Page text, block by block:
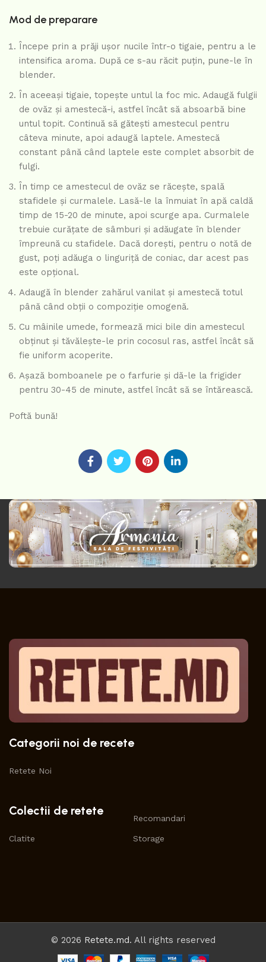
Mod de preparare
Începe prin a prăji ușor nucile într-o tigaie, pentru a le
intensifica aroma. După ce s-au răcit puțin, pune-le în
blender.
În aceeași tigaie, topește untul la foc mic. Adaugă fulgii
de ovăz și amestecă-i, astfel încât să absoarbă bine
untul topit. Continuă să gătești amestecul pentru
câteva minute, apoi adaugă laptele. Amestecă
constant până când laptele este complet absorbit de
fulgi.
În timp ce amestecul de ovăz se răcește, spală
stafidele și curmalele. Lasă-le la înmuiat în apă caldă
timp de 15-20 de minute, apoi scurge apa. Curmalele
trebuie curățate de sâmburi și adăugate în blender
împreună cu stafidele. Dacă dorești, pentru o notă de
gust, poți adăuga o linguriță de coniac, dar acest pas
este opțional.
Adaugă în blender zahărul vanilat și amestecă totul
până când obții o compoziție omogenă.
Cu mâinile umede, formează mici bile din amestecul
obținut și tăvălește-le prin cocosul ras, astfel încât să
fie uniform acoperite.
Așază bomboanele pe o farfurie și dă-le la frigider
pentru 30-45 de minute, astfel încât să se întărească.
Poftă bună!
Categorii noi de recete
Retete Noi
Colectii de retete
Clatite
Recomandari
Storage
© 2026 Retete.md. All rights reserved